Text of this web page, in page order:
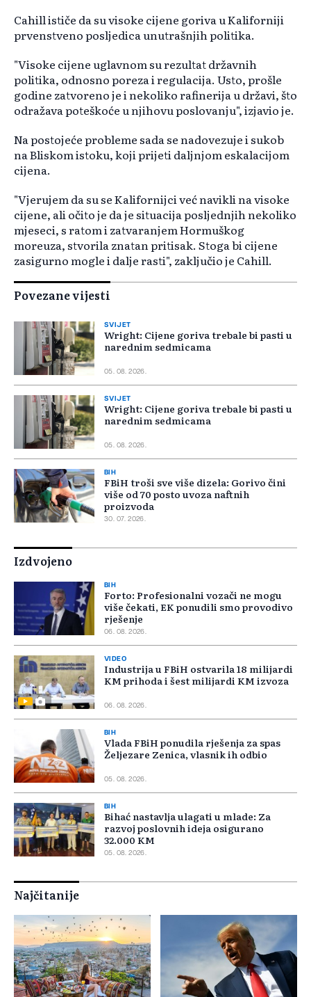
Cahill ističe da su visoke cijene goriva u Kaliforniji
prvenstveno posljedica unutrašnjih politika.
"Visoke cijene uglavnom su rezultat državnih
politika, odnosno poreza i regulacija. Usto, prošle
godine zatvoreno je i nekoliko rafinerija u državi, što
odražava poteškoće u njihovu poslovanju", izjavio je.
Na postojeće probleme sada se nadovezuje i sukob
na Bliskom istoku, koji prijeti daljnjom eskalacijom
cijena.
"Vjerujem da su se Kalifornijci već navikli na visoke
cijene, ali očito je da je situacija posljednjih nekoliko
mjeseci, s ratom i zatvaranjem Hormuškog
moreuza, stvorila znatan pritisak. Stoga bi cijene
zasigurno mogle i dalje rasti", zaključio je Cahill.
Povezane vijesti
SVIJET
Wright: Cijene goriva trebale bi pasti u
narednim sedmicama
05. 08. 2026.
SVIJET
Wright: Cijene goriva trebale bi pasti u
narednim sedmicama
05. 08. 2026.
BIH
FBiH troši sve više dizela: Gorivo čini
više od 70 posto uvoza naftnih
proizvoda
30. 07. 2026.
Izdvojeno
BIH
Forto: Profesionalni vozači ne mogu
više čekati, EK ponudili smo provodivo
rješenje
06. 08. 2026.
VIDEO
Industrija u FBiH ostvarila 18 milijardi
KM prihoda i šest milijardi KM izvoza
06. 08. 2026.
BIH
Vlada FBiH ponudila rješenja za spas
Željezare Zenica, vlasnik ih odbio
05. 08. 2026.
BIH
Bihać nastavlja ulagati u mlade: Za
razvoj poslovnih ideja osigurano
32.000 KM
05. 08. 2026.
Najčitanije